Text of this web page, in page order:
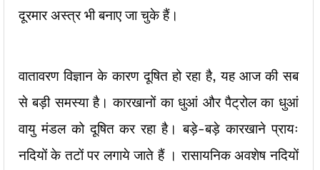
दूरमार अस्त्र भी बनाए जा चुके हैं।
वातावरण विज्ञान के कारण दूषित हो रहा है, यह आज की सब
से बड़ी समस्या है। कारखानों का धुआं और पैट्रोल का धुआं
वायु मंडल को दूषित कर रहा है। बड़े-बड़े कारखाने प्रायः
नदियों के तटों पर लगाये जाते हैं । रासायनिक अवशेष नदियों